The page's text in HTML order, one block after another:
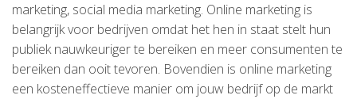
marketing, social media marketing. Online marketing is
belangrijk voor bedrijven omdat het hen in staat stelt hun
publiek nauwkeuriger te bereiken en meer consumenten te
bereiken dan ooit tevoren. Bovendien is online marketing
een kosteneffectieve manier om jouw bedrijf op de markt